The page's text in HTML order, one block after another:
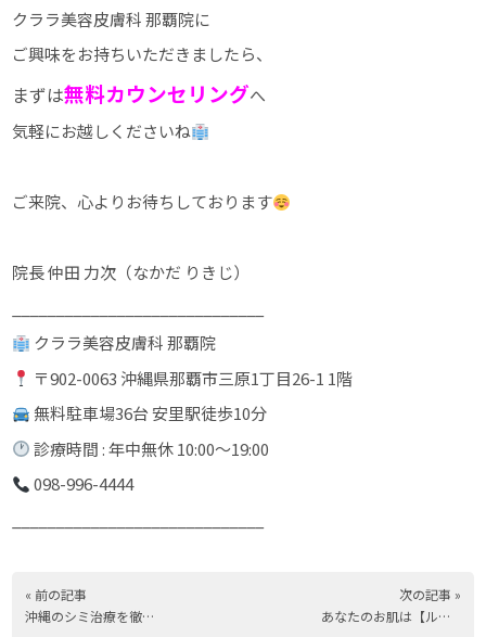
クララ美容皮膚科 那覇院に
ご興味をお持ちいただきましたら、
まずは無料カウンセリングへ
気軽にお越しくださいね
ご来院、心よりお待ちしております
院長 仲田 力次（なかだ りきじ）
クララ美容皮膚科 那覇院
〒902-0063 沖縄県那覇市三原1丁目26-1 1階
無料駐車場36台 安里駅徒歩10分
診療時間 : 年中無休 10:00〜19:00
098-996-4444
« 前の記事
沖縄のシミ治療を徹底解説【ピコスポット・ピコトーニング・IPL】
次の記事 »
あなたのお肌は【ルミンザ】で生まれ変わる。～ポテンツァなどで有名なニードルRF～